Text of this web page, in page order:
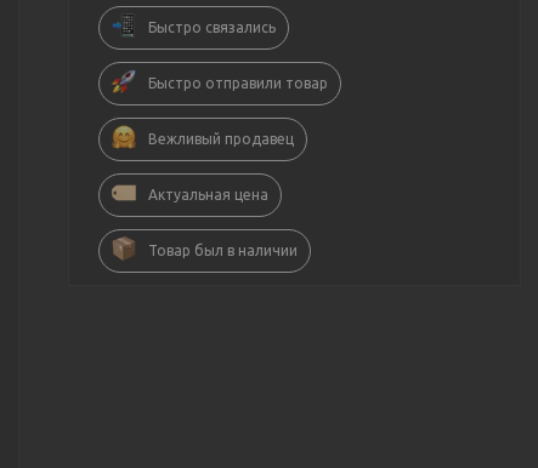
Быстро связались
Быстро отправили товар
Вежливый продавец
Актуальная цена
Товар был в наличии